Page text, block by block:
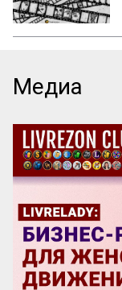
Медиа